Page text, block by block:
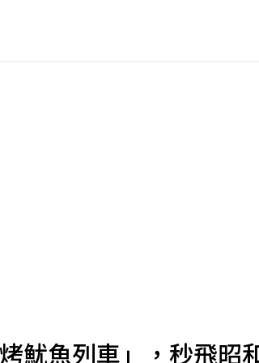
魷魚列車」，秒飛昭